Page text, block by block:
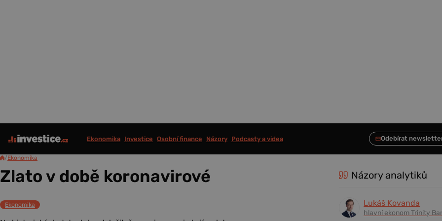
Ekonomika Investice Osobní finance Názory Podcasty a videa
/Ekonomika
Zlato v době koronavirové
Ekonomika
Názory analytiků
Lukáš Kovanda
hlavní ekonom Trinity